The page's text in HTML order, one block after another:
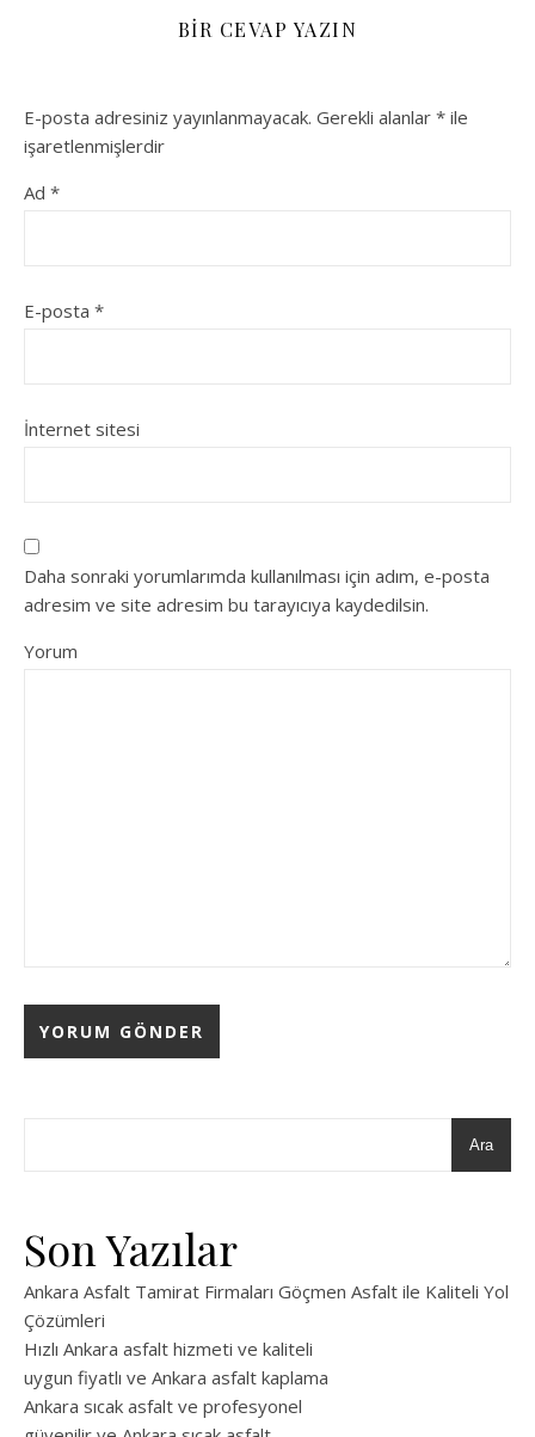
BIR CEVAP YAZIN
E-posta adresiniz yayınlanmayacak. Gerekli alanlar * ile
işaretlenmişlerdir
Ad *
E-posta *
İnternet sitesi
Daha sonraki yorumlarımda kullanılması için adım, e-posta
adresim ve site adresim bu tarayıcıya kaydedilsin.
Yorum
Ara
Son Yazılar
Ankara Asfalt Tamirat Firmaları Göçmen Asfalt ile Kaliteli Yol
Çözümleri
Hızlı Ankara asfalt hizmeti ve kaliteli
uygun fiyatlı ve Ankara asfalt kaplama
Ankara sıcak asfalt ve profesyonel